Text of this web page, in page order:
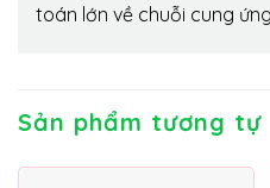
toán lớn về chuỗi cung
Sản phẩm tương tự